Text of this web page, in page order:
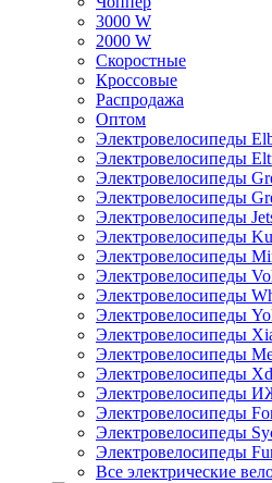
3000 W
2000 W
Скоростные
Кроссовые
Распродажа
Оптом
Электровелосипеды
Электровелосипеды
Электровелосипеды
Электровелосипеды
Электровелосипеды
Электровелосипеды
Электровелосипеды
Электровелосипеды
Электровелосипеды
Электровелосипеды
Электровелосипеды
Электровелосипеды
Электровелосипеды
Электровелосипеды
Электровелосипеды
Электровелосипеды
Электровелосипеды
Все электрические